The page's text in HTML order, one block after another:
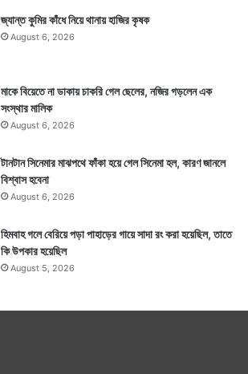
জ্যান্ত কুমির কাঁধে নিয়ে থানায় হাজির কৃষক
August 6, 2026
মাকে বিয়েতে না ডাকায় চাকরি গেল ছেলের, নজির গড়লেন এক
সংস্থার মালিক
August 6, 2026
টানটান সিনেমার মাঝপথে ফাঁকা হয়ে গেল সিনেমা হল, কারণ জানলে
বিশ্বাস হবেনা
August 6, 2026
হিমবাহ গলে বেরিয়ে পড়া পাহাড়ের গায়ে সাদা রং করা হয়েছিল, তাতে
কি উপকার হয়েছিল
August 5, 2026